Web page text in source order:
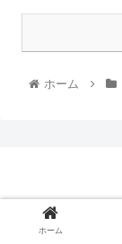
ホーム
ホーム